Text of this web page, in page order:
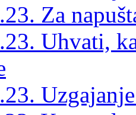
Za
Uhvati,